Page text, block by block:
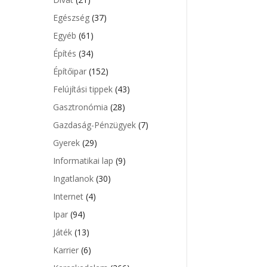
Egészség (37)
Egyéb (61)
Építés (34)
Építőipar (152)
Felújítási tippek (43)
Gasztronómia (28)
Gazdaság-Pénzügyek (7)
Gyerek (29)
Informatikai lap (9)
Ingatlanok (30)
Internet (4)
Ipar (94)
Játék (13)
Karrier (6)